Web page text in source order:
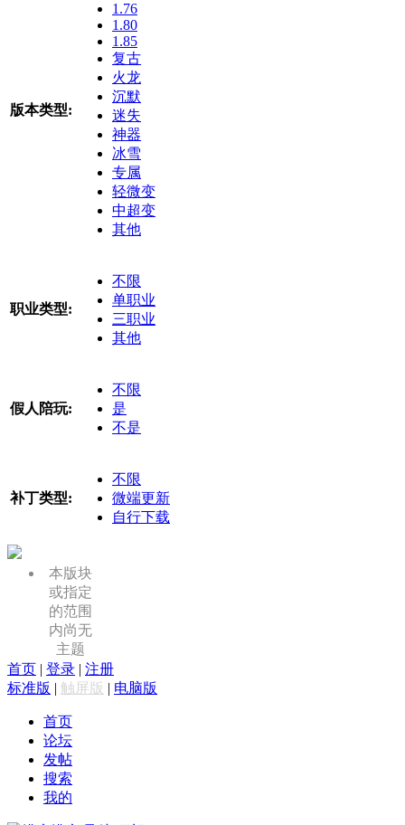
版本类型:
1.76
1.80
1.85
复古
火龙
沉默
迷失
神器
冰雪
专属
轻微变
中超变
其他
职业类型:
不限
单职业
三职业
其他
假人陪玩:
不限
是
不是
补丁类型:
不限
微端更新
自行下载
本版块
或指定
的范围
内尚无
主题
首页 | 登录 | 注册
标准版 | 触屏版 | 电脑版
首页
论坛
发帖
搜索
我的